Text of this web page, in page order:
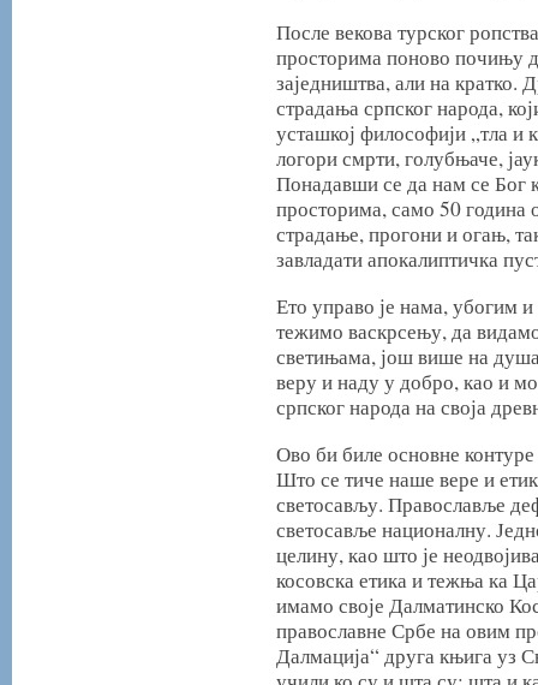
После векова турског
просторима поново почињу
заједништва, али на кратко.
страдања српског народа,
усташкој философији „тла и
логори смрти, голубњаче,
Понадавши се да нам се Бог
просторима, само 50 година
страдање, прогони и огањ,
завладати апокалиптичка
Ето управо је нама, убогим
тежимо васкрсењу, да
светињама, још више на
веру и наду у добро, као и
српског народа на своја
Ово би биле основне
Што се тиче наше вере и
светосављу. Православље
светосавље националну.
целину, као што је
косовска етика и тежња ка
имамо своје Далматинско
православне Србе на овим
Далмација“ друга књига уз